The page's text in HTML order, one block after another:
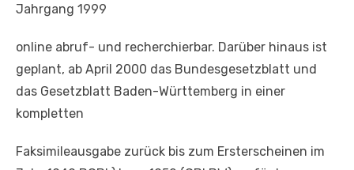
Jahrgang 1999
online abruf- und recherchierbar. Darüber hinaus ist
geplant, ab April 2000 das Bundesgesetzblatt und
das Gesetzblatt Baden-Württemberg in einer
kompletten
Faksimileausgabe zurück bis zum Ersterscheinen im